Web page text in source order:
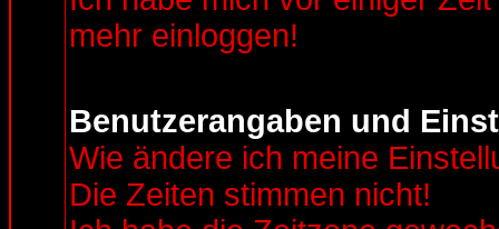
mehr einloggen!
Benutzerangaben und
Wie ändere ich meine
Die Zeiten stimmen nicht!